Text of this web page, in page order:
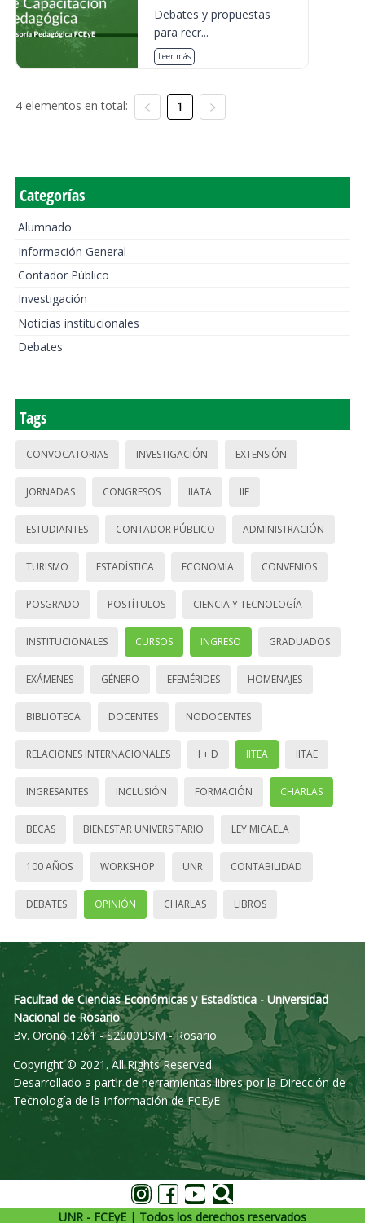
Debates y propuestas
para recr...
Leer más
4 elementos en total: 1
Categorías
Alumnado
Información General
Contador Público
Investigación
Noticias institucionales
Debates
Tags
CONVOCATORIAS INVESTIGACIÓN EXTENSIÓN
JORNADAS CONGRESOS IIATA IIE
ESTUDIANTES CONTADOR PÚBLICO ADMINISTRACIÓN
TURISMO ESTADÍSTICA ECONOMÍA CONVENIOS
POSGRADO POSTÍTULOS CIENCIA Y TECNOLOGÍA
INSTITUCIONALES CURSOS INGRESO GRADUADOS
EXÁMENES GÉNERO EFEMÉRIDES HOMENAJES
BIBLIOTECA DOCENTES NODOCENTES
RELACIONES INTERNACIONALES I + D IITEA IITAE
INGRESANTES INCLUSIÓN FORMACIÓN CHARLAS
BECAS BIENESTAR UNIVERSITARIO LEY MICAELA
100 AÑOS WORKSHOP UNR CONTABILIDAD
DEBATES OPINIÓN CHARLAS LIBROS
Facultad de Ciencias Económicas y Estadística - Universidad
Nacional de Rosario
Bv. Oroño 1261 - S2000DSM - Rosario
Copyright © 2021. All Rights Reserved.
Desarrollado a partir de herramientas libres por la Dirección de
Tecnología de la Información de FCEyE
UNR - FCEyE | Todos los derechos reservados